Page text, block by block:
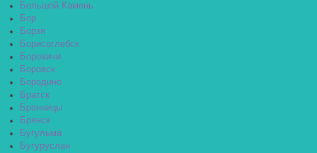
Большой Камень
Бор
Борзя
Борисоглебск
Боровичи
Боровск
Бородино
Братск
Бронницы
Брянск
Бугульма
Бугуруслан